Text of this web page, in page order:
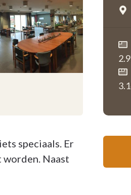
speciaals. Er
worden. Naast